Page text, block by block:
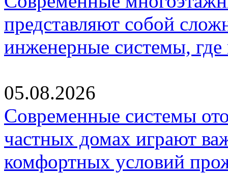
представляют собой
инженерные системы,
05.08.2026
Современные системы
частных домах играют
комфортных условий